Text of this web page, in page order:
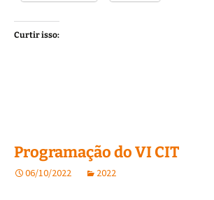
Curtir isso:
Programação do VI CIT
06/10/2022 2022